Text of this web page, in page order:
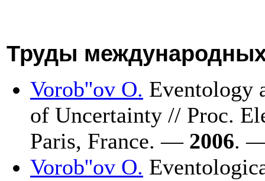
Труды
Vorob''ov O. Eventology
of Uncertainty // Proc.
Paris, France. — 2006.
Vorob''ov O.